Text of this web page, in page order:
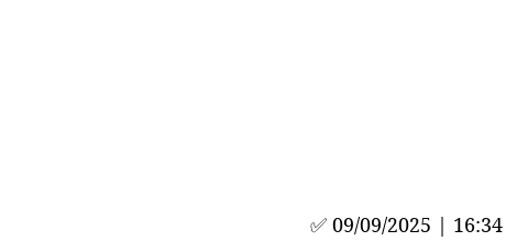
✅ 09/09/2025 | 16:34